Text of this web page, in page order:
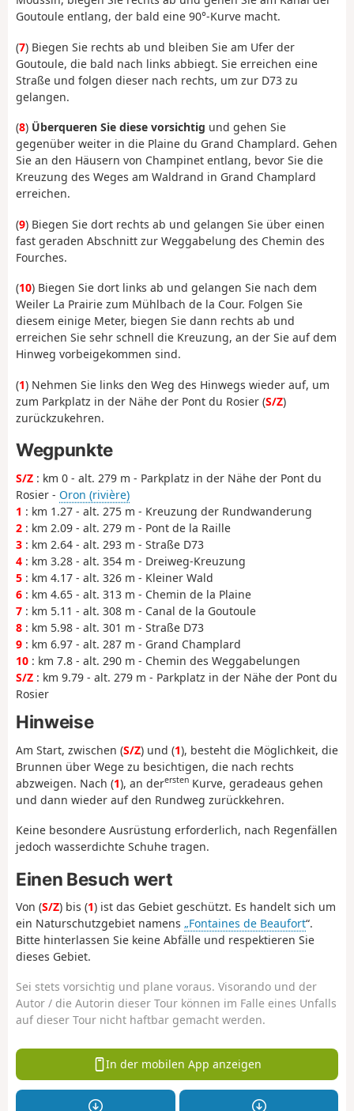
Goutoule entlang, der bald eine 90°-Kurve macht.
(7) Biegen Sie rechts ab und bleiben Sie am Ufer der
Goutoule, die bald nach links abbiegt. Sie erreichen eine
Straße und folgen dieser nach rechts, um zur D73 zu
gelangen.
(8) Überqueren Sie diese vorsichtig und gehen Sie
gegenüber weiter in die Plaine du Grand Champlard. Gehen
Sie an den Häusern von Champinet entlang, bevor Sie die
Kreuzung des Weges am Waldrand in Grand Champlard
erreichen.
(9) Biegen Sie dort rechts ab und gelangen Sie über einen
fast geraden Abschnitt zur Weggabelung des Chemin des
Fourches.
(10) Biegen Sie dort links ab und gelangen Sie nach dem
Weiler La Prairie zum Mühl­bach de la Cour. Folgen Sie
diesem einige Meter, biegen Sie dann rechts ab und
erreichen Sie sehr schnell die Kreuzung, an der Sie auf dem
Hinweg vorbeigekommen sind.
(1) Nehmen Sie links den Weg des Hinwegs wieder auf, um
zum Parkplatz in der Nähe der Pont du Rosier (S/Z)
zurückzukehren.
Wegpunkte
S/Z : km 0 - alt. 279 m - Parkplatz in der Nähe der Pont du
Rosier - Oron (rivière)
1 : km 1.27 - alt. 275 m - Kreuzung der Rundwanderung
2 : km 2.09 - alt. 279 m - Pont de la Raille
3 : km 2.64 - alt. 293 m - Straße D73
4 : km 3.28 - alt. 354 m - Dreiweg-Kreuzung
5 : km 4.17 - alt. 326 m - Kleiner Wald
6 : km 4.65 - alt. 313 m - Chemin de la Plaine
7 : km 5.11 - alt. 308 m - Canal de la Goutoule
8 : km 5.98 - alt. 301 m - Straße D73
9 : km 6.97 - alt. 287 m - Grand Champlard
10 : km 7.8 - alt. 290 m - Chemin des Weggabelungen
S/Z : km 9.79 - alt. 279 m - Parkplatz in der Nähe der Pont du
Rosier
Hinweise
Am Start, zwischen (S/Z) und (1), besteht die Möglichkeit, die
Brunnen über Wege zu besichtigen, die nach rechts
abzweigen. Nach (1), an derersten Kurve, geradeaus gehen
und dann wieder auf den Rundweg zurückkehren.
Keine besondere Ausrüstung erforderlich, nach Regenfällen
jedoch wasserdichte Schuhe tragen.
Einen Besuch wert
Von (S/Z) bis (1) ist das Gebiet geschützt. Es handelt sich um
ein Naturschutzgebiet namens „Fontaines de Beaufort“.
Bitte hinterlassen Sie keine Abfälle und respektieren Sie
dieses Gebiet.
Sei stets vorsichtig und plane voraus. Visorando und der
Autor / die Autorin dieser Tour können im Falle eines Unfalls
auf dieser Tour nicht haftbar gemacht werden.
In der mobilen App anzeigen